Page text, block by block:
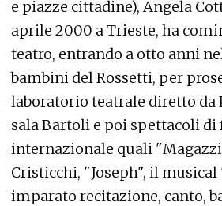
e piazze cittadine), Angela
aprile 2000 a Trieste, ha
teatro, entrando a otto anni
bambini del Rossetti, per
laboratorio teatrale diretto da
sala Bartoli e poi spettacoli di
internazionale quali
Cristicchi, "Joseph", il musical
imparato recitazione, canto,